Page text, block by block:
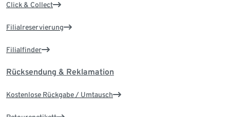
Click & Collect
Filialreservierung
Filialfinder
Rücksendung & Reklamation
Kostenlose Rückgabe / Umtausch